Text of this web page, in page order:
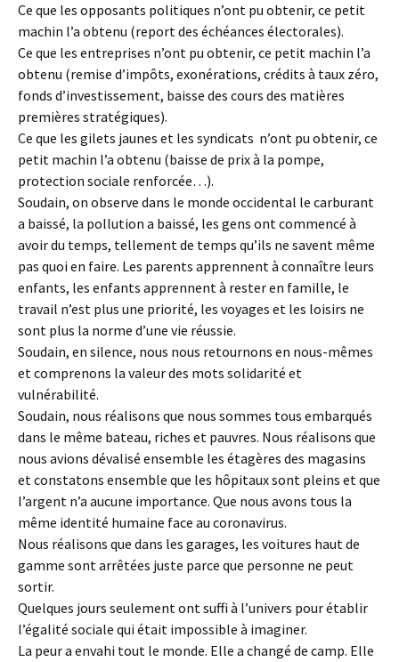
Ce que les opposants politiques n’ont pu obtenir, ce petit
machin l’a obtenu (report des échéances électorales).
Ce que les entreprises n’ont pu obtenir, ce petit machin l’a
obtenu (remise d’impôts, exonérations, crédits à taux zéro,
fonds d’investissement, baisse des cours des matières
premières stratégiques).
Ce que les gilets jaunes et les syndicats n’ont pu obtenir, ce
petit machin l’a obtenu (baisse de prix à la pompe,
protection sociale renforcée…).
Soudain, on observe dans le monde occidental le carburant
a baissé, la pollution a baissé, les gens ont commencé à
avoir du temps, tellement de temps qu’ils ne savent même
pas quoi en faire. Les parents apprennent à connaître leurs
enfants, les enfants apprennent à rester en famille, le
travail n’est plus une priorité, les voyages et les loisirs ne
sont plus la norme d’une vie réussie.
Soudain, en silence, nous nous retournons en nous-mêmes
et comprenons la valeur des mots solidarité et
vulnérabilité.
Soudain, nous réalisons que nous sommes tous embarqués
dans le même bateau, riches et pauvres. Nous réalisons que
nous avions dévalisé ensemble les étagères des magasins
et constatons ensemble que les hôpitaux sont pleins et que
l’argent n’a aucune importance. Que nous avons tous la
même identité humaine face au coronavirus.
Nous réalisons que dans les garages, les voitures haut de
gamme sont arrêtées juste parce que personne ne peut
sortir.
Quelques jours seulement ont suffi à l’univers pour établir
l’égalité sociale qui était impossible à imaginer.
La peur a envahi tout le monde. Elle a changé de camp. Elle